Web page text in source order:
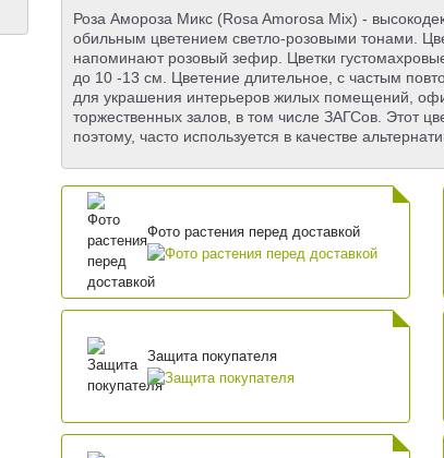
Роза Амороза Микс (Rosa Amorosa Mix) -
обильным цветением светло-розовыми тонами.
напоминают розовый зефир. Цветки
до 10 -13 см. Цветение длительное, с частым
для украшения интерьеров жилых помещений,
торжественных залов, в том числе ЗАГСов. Этот
поэтому, часто используется в качестве
Фото растения перед доставкой
Защита покупателя